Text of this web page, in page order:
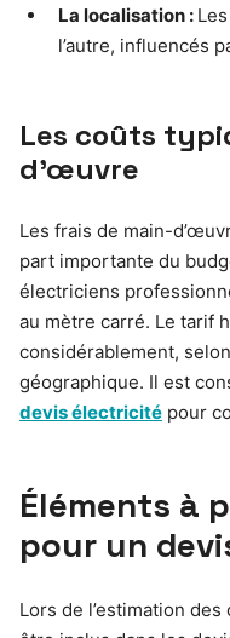
La localisation :
l’autre, influencés
Les coûts
d’œuvre
Les frais de main-
part importante du
électriciens
au mètre carré. Le tarif
considérablement,
géographique. Il est
devis électricité pour
Éléments à
pour un
Lors de l’estimation